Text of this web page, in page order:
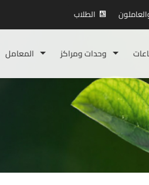
الطلاب
المعامل وحدات ومراكز